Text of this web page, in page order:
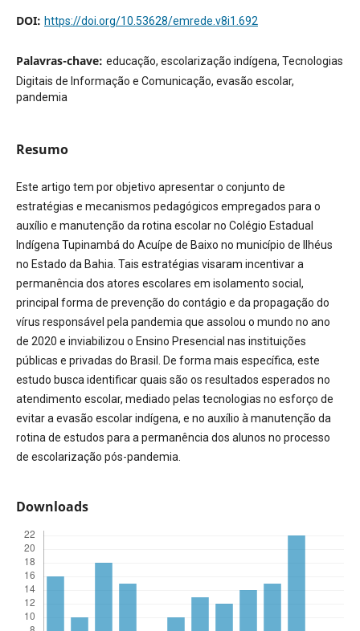
DOI: https://doi.org/10.53628/emrede.v8i1.692
Palavras-chave: educação, escolarização indígena, Tecnologias
Digitais de Informação e Comunicação, evasão escolar,
pandemia
Resumo
Este artigo tem por objetivo apresentar o conjunto de
estratégias e mecanismos pedagógicos empregados para o
auxílio e manutenção da rotina escolar no Colégio Estadual
Indígena Tupinambá do Acuípe de Baixo no município de Ilhéus
no Estado da Bahia. Tais estratégias visaram incentivar a
permanência dos atores escolares em isolamento social,
principal forma de prevenção do contágio e da propagação do
vírus responsável pela pandemia que assolou o mundo no ano
de 2020 e inviabilizou o Ensino Presencial nas instituições
públicas e privadas do Brasil. De forma mais específica, este
estudo busca identificar quais são os resultados esperados no
atendimento escolar, mediado pelas tecnologias no esforço de
evitar a evasão escolar indígena, e no auxílio à manutenção da
rotina de estudos para a permanência dos alunos no processo
de escolarização pós-pandemia.
Downloads